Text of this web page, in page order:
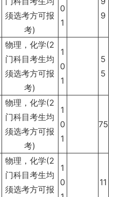
须选考方可报
考)
0
1
9
物理，化学(2
门科目考生均
须选考方可报
考)
1
0
1
5
5
物理，化学(2
门科目考生均
须选考方可报
考)
1
0
1
75
物理，化学(2
门科目考生均
须选考方可报
1
0
11